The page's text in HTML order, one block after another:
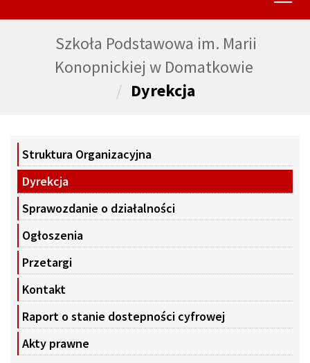
Szkoła Podstawowa im. Marii
Konopnickiej w Domatkowie
Dyrekcja
Struktura Organizacyjna
Dyrekcja
Sprawozdanie o działalności
Ogłoszenia
Przetargi
Kontakt
Raport o stanie dostepności cyfrowej
Akty prawne